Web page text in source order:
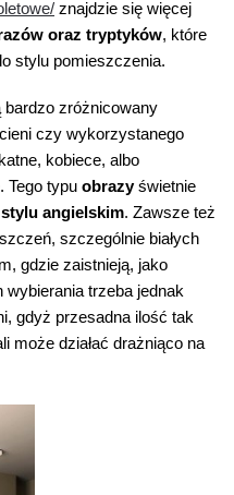
znajdzie się więcej
oraz tryptyków, które
stylu pomieszczenia.
bardzo zróżnicowany
czy wykorzystanego
kobiece, albo
Tego typu obrazyświetnie
angielskim. Zawsze też
szczególnie białych
gdzie zaistnieją, jako
wybierania trzeba jednak
gdyż przesadna ilość tak
może działać drażniąco na